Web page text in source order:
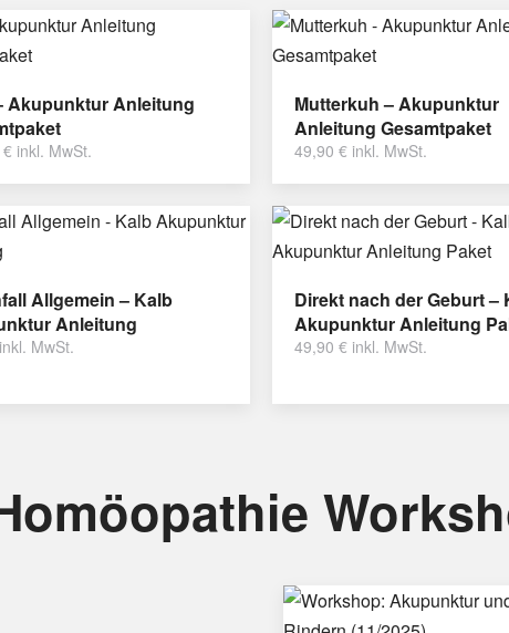
Akupunktur Anleitung
€ inkl. MwSt.
Mutterkuh – Akupunktur
Anleitung Gesamtpaket
49,90 € inkl. MwSt.
Allgemein – Kalb
Anleitung
inkl. MwSt.
Direkt nach der Geburt –
Akupunktur Anleitung
49,90 € inkl. MwSt.